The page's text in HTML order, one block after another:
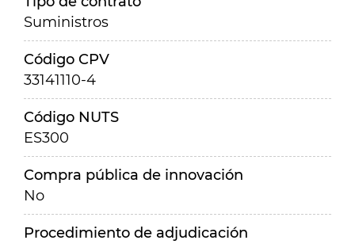
Suministros
Código CPV
33141110-4
Código NUTS
ES300
Compra pública de innovación
No
Procedimiento de adjudicación